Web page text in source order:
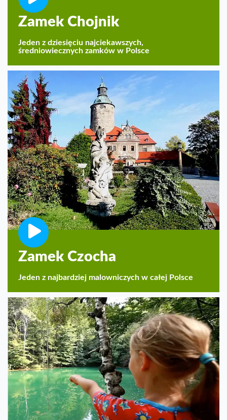
Zamek Chojnik
Jeden z dziesięciu najciekawszych,
średniowiecznych zamków w Polsce
Zamek Czocha
Jeden z najbardziej malowniczych w całej Polsce